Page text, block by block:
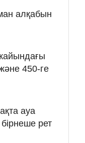
алқабын
450-ге
ауа
рет